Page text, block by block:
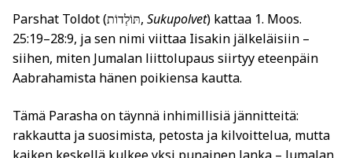
Parshat Toldot(תּוֹלְדוֹת, Sukupolvet) kattaa 1. Moos.
25:19–28:9, ja sen nimi viittaa Iisakin jälkeläisiin –
siihen, miten Jumalan liittolupaus siirtyy eteenpäin
Aabrahamista hänen poikiensa kautta.
Tämä Parasha on täynnä inhimillisiä jännitteitä:
rakkautta ja suosimista, petosta ja kilvoittelua, mutta